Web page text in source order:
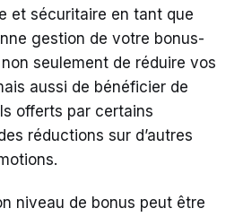
et sécuritaire en tant que
gestion de votre bonus-
seulement de réduire vos
aussi de bénéficier de
offerts par certains
réductions sur d’autres
niveau de bonus peut être